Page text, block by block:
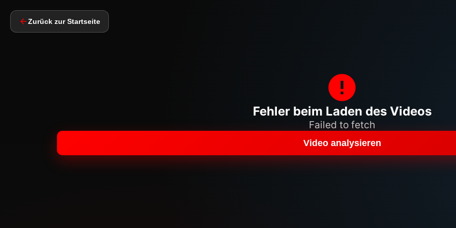
Zurück zur Startseite
Fehler beim Laden des Videos
Failed to fetch
Video analysieren